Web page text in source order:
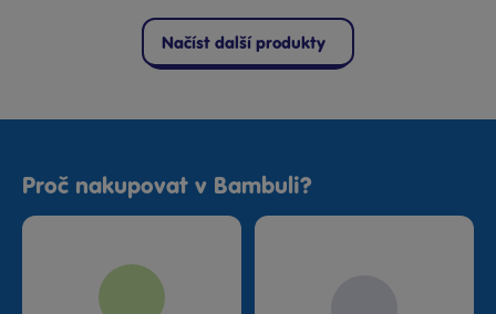
Načíst další produkty
Proč nakupovat v Bambuli?